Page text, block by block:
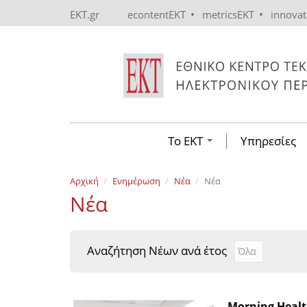
EKT.gr econtentEKT • metricsEKT •
Το ΕΚΤ Υπηρεσίες
Αρχική Ενημέρωση Νέα Νέα
Νέα
Αναζήτηση Νέων ανά έτος Αναζήτηση
Year